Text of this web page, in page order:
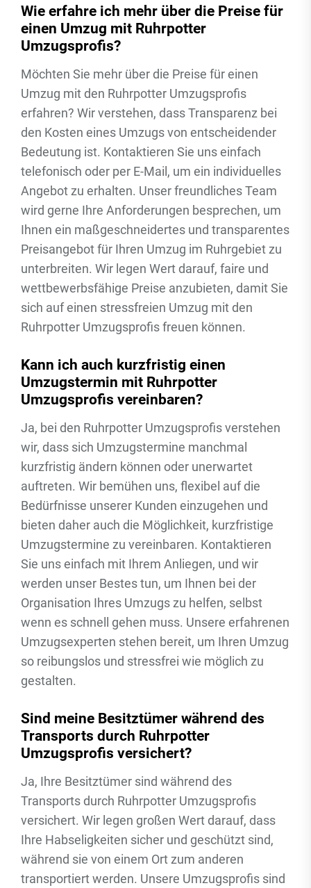
Wie erfahre ich mehr über die Preise für
einen Umzug mit Ruhrpotter
Umzugsprofis?
Möchten Sie mehr über die Preise für einen
Umzug mit den Ruhrpotter Umzugsprofis
erfahren? Wir verstehen, dass Transparenz bei
den Kosten eines Umzugs von entscheidender
Bedeutung ist. Kontaktieren Sie uns einfach
telefonisch oder per E-Mail, um ein individuelles
Angebot zu erhalten. Unser freundliches Team
wird gerne Ihre Anforderungen besprechen, um
Ihnen ein maßgeschneidertes und transparentes
Preisangebot für Ihren Umzug im Ruhrgebiet zu
unterbreiten. Wir legen Wert darauf, faire und
wettbewerbsfähige Preise anzubieten, damit Sie
sich auf einen stressfreien Umzug mit den
Ruhrpotter Umzugsprofis freuen können.
Kann ich auch kurzfristig einen
Umzugstermin mit Ruhrpotter
Umzugsprofis vereinbaren?
Ja, bei den Ruhrpotter Umzugsprofis verstehen
wir, dass sich Umzugstermine manchmal
kurzfristig ändern können oder unerwartet
auftreten. Wir bemühen uns, flexibel auf die
Bedürfnisse unserer Kunden einzugehen und
bieten daher auch die Möglichkeit, kurzfristige
Umzugstermine zu vereinbaren. Kontaktieren
Sie uns einfach mit Ihrem Anliegen, und wir
werden unser Bestes tun, um Ihnen bei der
Organisation Ihres Umzugs zu helfen, selbst
wenn es schnell gehen muss. Unsere erfahrenen
Umzugsexperten stehen bereit, um Ihren Umzug
so reibungslos und stressfrei wie möglich zu
gestalten.
Sind meine Besitztümer während des
Transports durch Ruhrpotter
Umzugsprofis versichert?
Ja, Ihre Besitztümer sind während des
Transports durch Ruhrpotter Umzugsprofis
versichert. Wir legen großen Wert darauf, dass
Ihre Habseligkeiten sicher und geschützt sind,
während sie von einem Ort zum anderen
transportiert werden. Unsere Umzugsprofis sind